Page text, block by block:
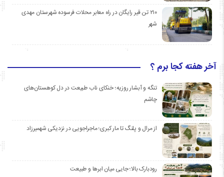
۲۱۰ تن قیر رایگان در راه معابر محلات فرسوده شهرستان مهدی
شهر
آخر هفته کجا برم ؟
تنگه و آبشار روزیه؛ خنکای ناب طبیعت در دل کوهستان‌های
چاشم
از مرال و پلنگ تا مار کبری؛ ماجراجویی در نزدیکی شهمیرزاد
رودبارک بالا؛ جایی میان ابرها و طبیعت